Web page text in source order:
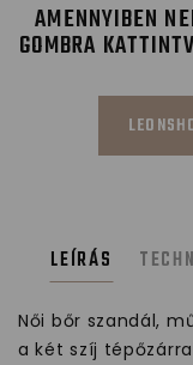
AMENNYIBEN
GOMBRA
LEÍRÁS
Női bőr szandál,
a két szíj